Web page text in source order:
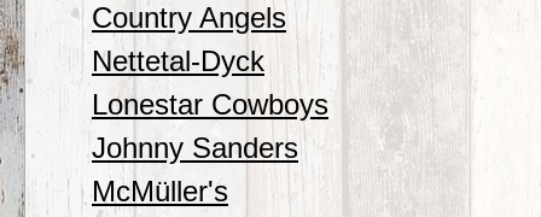
Country Angels
Nettetal-Dyck
Lonestar Cowboys
Johnny Sanders
McMüller's